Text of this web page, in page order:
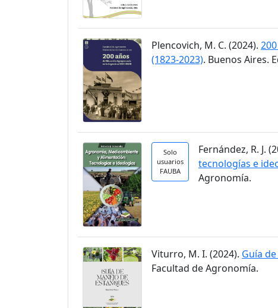
Plencovich, M. C. (2024).
(1823-2023). Buenos Aires.
Solo
usuarios
FAUBA
Fernández, R. J.
tecnologías e
Agronomía.
Viturro, M. I. (2024). Guía
Facultad de Agronomía.